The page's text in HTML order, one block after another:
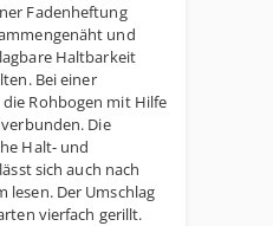
Fadenheftung
und
Haltbarkeit
Bei einer
Rohbogen mit Hilfe
Die
Halt- und
sich auch nach
lesen. Der Umschlag
vierfach gerillt.